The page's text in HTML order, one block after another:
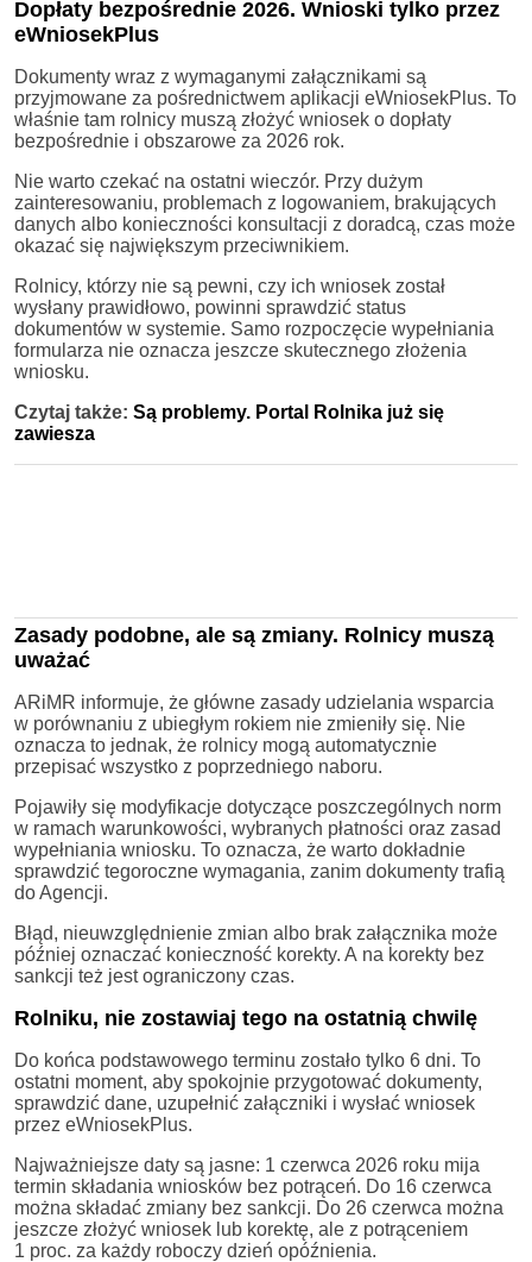
Dopłaty bezpośrednie 2026. Wnioski tylko przez
eWniosekPlus
Dokumenty wraz z wymaganymi załącznikami są
przyjmowane za pośrednictwem aplikacji eWniosekPlus. To
właśnie tam rolnicy muszą złożyć wniosek o dopłaty
bezpośrednie i obszarowe za 2026 rok.
Nie warto czekać na ostatni wieczór. Przy dużym
zainteresowaniu, problemach z logowaniem, brakujących
danych albo konieczności konsultacji z doradcą, czas może
okazać się największym przeciwnikiem.
Rolnicy, którzy nie są pewni, czy ich wniosek został
wysłany prawidłowo, powinni sprawdzić status
dokumentów w systemie. Samo rozpoczęcie wypełniania
formularza nie oznacza jeszcze skutecznego złożenia
wniosku.
Czytaj także: Są problemy. Portal Rolnika już się
zawiesza
Zasady podobne, ale są zmiany. Rolnicy muszą
uważać
ARiMR informuje, że główne zasady udzielania wsparcia
w porównaniu z ubiegłym rokiem nie zmieniły się. Nie
oznacza to jednak, że rolnicy mogą automatycznie
przepisać wszystko z poprzedniego naboru.
Pojawiły się modyfikacje dotyczące poszczególnych norm
w ramach warunkowości, wybranych płatności oraz zasad
wypełniania wniosku. To oznacza, że warto dokładnie
sprawdzić tegoroczne wymagania, zanim dokumenty trafią
do Agencji.
Błąd, nieuwzględnienie zmian albo brak załącznika może
później oznaczać konieczność korekty. A na korekty bez
sankcji też jest ograniczony czas.
Rolniku, nie zostawiaj tego na ostatnią chwilę
Do końca podstawowego terminu zostało tylko 6 dni. To
ostatni moment, aby spokojnie przygotować dokumenty,
sprawdzić dane, uzupełnić załączniki i wysłać wniosek
przez eWniosekPlus.
Najważniejsze daty są jasne: 1 czerwca 2026 roku mija
termin składania wniosków bez potrąceń. Do 16 czerwca
można składać zmiany bez sankcji. Do 26 czerwca można
jeszcze złożyć wniosek lub korektę, ale z potrąceniem
1 proc. za każdy roboczy dzień opóźnienia.